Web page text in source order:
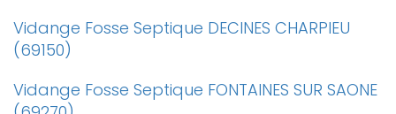
Vidange Fosse Septique DECINES CHARPIEU
(69150)
Vidange Fosse Septique FONTAINES SUR SAONE